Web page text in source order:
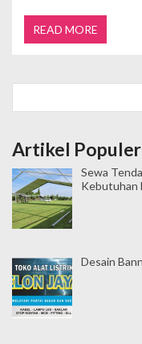
READ MORE
Artikel Populer
Sewa
Kebutuhan
Desain